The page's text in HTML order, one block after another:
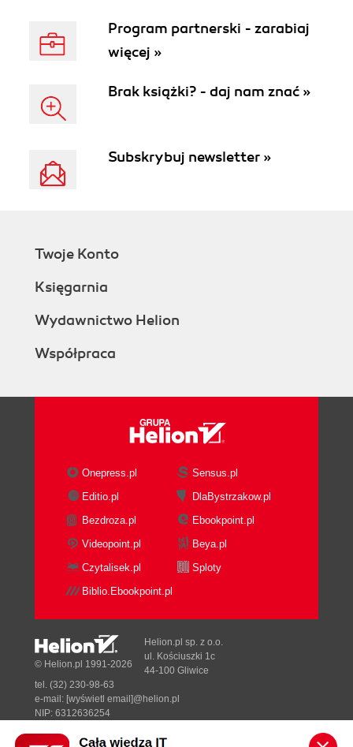
Program partnerski - zarabiaj
więcej »
Brak książki? - daj nam znać »
Subskrybuj newsletter »
Twoje Konto
Księgarnia
Wydawnictwo Helion
Współpraca
Onepress.pl
Sensus.pl
Editio.pl
DlaBystrzakow.pl
Bezdroza.pl
Ebookpoint.pl
Videopoint.pl
Beya.pl
Czytalisek.pl
Sploty
Biblio.Ebookpoint.pl
© Helion.pl 1991-2026
Helion.pl sp. z o.o.
ul. Kościuszki 1c
44-100 Gliwice
tel. (32) 230-98-63
e-mail: [wyświetl email]@helion.pl
NIP: 6312636254